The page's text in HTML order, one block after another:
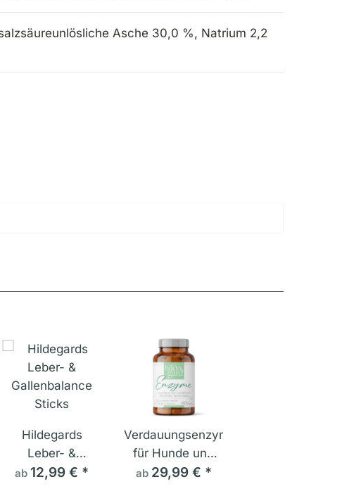
Asche 30,0 %, Natrium 2,2
Hildegards
Leber- &
Gallenbalance
ab 12,99 € *
Verdauungsenzyme
für Hunde und
Katzen:
ab 29,99 € *